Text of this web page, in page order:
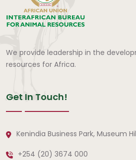
We provide leadership in the
resources for Africa.
Get In Touch!
Kenindia Business Park, Museum
+254 (20) 3674 000